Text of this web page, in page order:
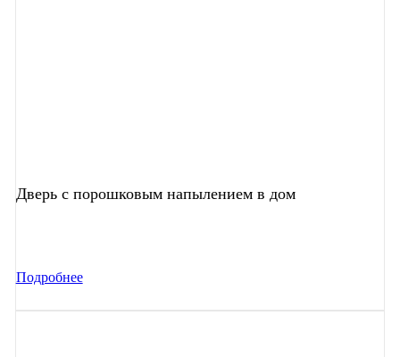
Дверь с порошковым напылением в дом
Подробнее